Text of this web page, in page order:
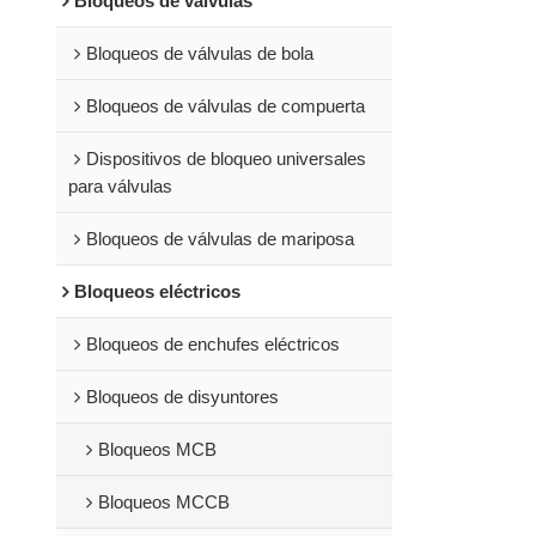
Bloqueos de válvulas de bola
Bloqueos de válvulas de compuerta
Dispositivos de bloqueo universales
para válvulas
Bloqueos de válvulas de mariposa
Bloqueos eléctricos
Bloqueos de enchufes eléctricos
Bloqueos de disyuntores
Bloqueos MCB
Bloqueos MCCB